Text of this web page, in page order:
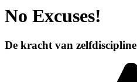
No Excuses!
De kracht van zelfdiscipline